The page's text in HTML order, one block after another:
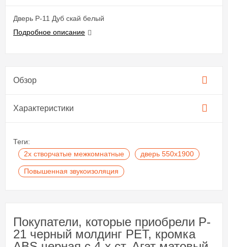
Дверь P-11 Дуб скай белый
Подробное описание
Обзор
Характеристики
Теги:
2х створчатые межкомнатные
дверь 550х1900
Повышенная звукоизоляция
Покупатели, которые приобрели P-
21 черный молдинг PET, кромка